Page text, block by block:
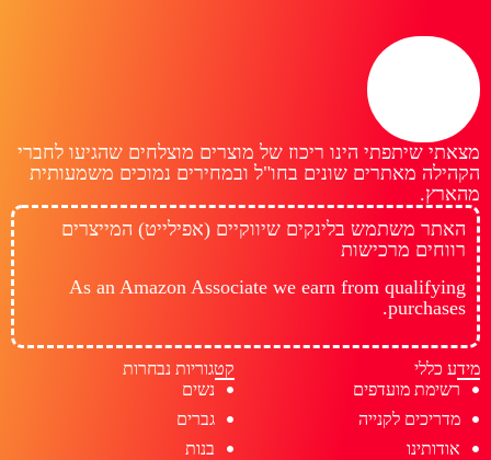
מצאתי שיתפתי הינו ריכוז של מוצרים מוצלחים שהגיעו לחברי
הקהילה מאתרים שונים בחו"ל ובמחירים נמוכים משמעותית
מהארץ.
האתר משתמש בלינקים שיווקיים (אפילייט) המייצרים
רווחים מרכישות
As an Amazon Associate we earn from qualifying
purchases.
מידע כללי
רשימת מועדפים
מדריכים לקנייה
אודותינו
קטגוריות נבחרות
נשים
גברים
בנות